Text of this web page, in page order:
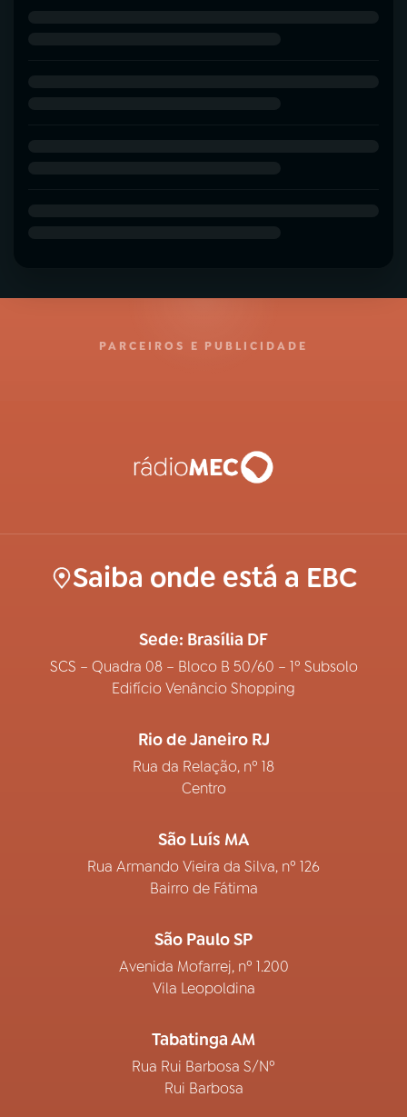
PARCEIROS E PUBLICIDADE
Saiba onde está a EBC
Sede: Brasília DF
SCS – Quadra 08 – Bloco B 50/60 – 1º Subsolo
Edifício Venâncio Shopping
Rio de Janeiro RJ
Rua da Relação, nº 18
Centro
São Luís MA
Rua Armando Vieira da Silva, nº 126
Bairro de Fátima
São Paulo SP
Avenida Mofarrej, nº 1.200
Vila Leopoldina
Tabatinga AM
Rua Rui Barbosa S/Nº
Rui Barbosa